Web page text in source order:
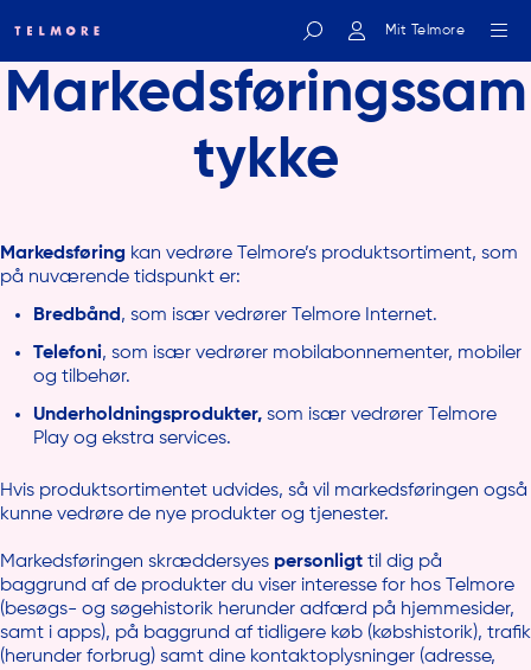
Mit Telmore
Indtast søgeord
Markedsføringssam
tykke
Markedsføring kan vedrøre Telmore’s produktsortiment, som
på nuværende tidspunkt er:
Bredbånd , som især vedrører Telmore Internet.
Telefoni, som især vedrører mobilabonnementer, mobiler
og tilbehør.
Underholdningsprodukter,som især vedrører Telmore
Play og ekstra services.
Hvis produktsortimentet udvides, så vil markedsføringen også
kunne vedrøre de nye produkter og tjenester.
Markedsføringen skræddersyes personligt til dig på
baggrund af de produkter du viser interesse for hos Telmore
(besøgs- og søgehistorik herunder adfærd på hjemmesider,
samt i apps), på baggrund af tidligere køb (købshistorik), trafik
(herunder forbrug) samt dine kontaktoplysninger (adresse,